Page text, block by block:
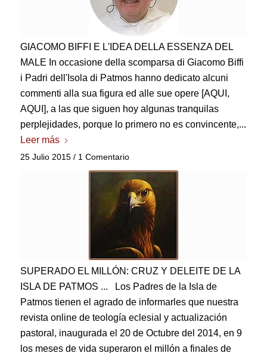
GIACOMO BIFFI E L'IDEA DELLA ESSENZA DEL
MALE In occasione della scomparsa di Giacomo Biffi
i Padri dell'Isola di Patmos hanno dedicato alcuni
commenti alla sua figura ed alle sue opere[AQUI,
AQUI], a las que siguen hoy algunas tranquilas
perplejidades, porque lo primero no es convincente,...
Leer más
25 Julio 2015 / 1 Comentario
SUPERADO EL MILLÓN: CRUZ Y DELEITE DE LA
ISLA DE PATMOS ... Los Padres de la Isla de
Patmos tienen el agrado de informarles que nuestra
revista online de teología eclesial y actualización
pastoral, inaugurada el 20 de Octubre del 2014, en 9
los meses de vida superaron el millón a finales de